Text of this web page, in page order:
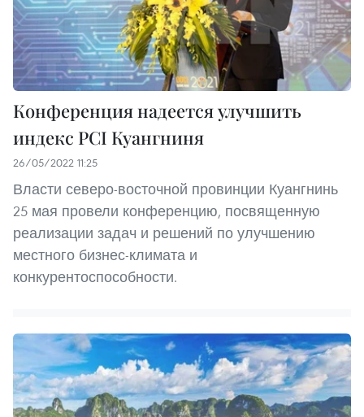
Конференция надеется улучшить
индекс PCI Куангниня
26/05/2022 11:25
Власти северо-восточной провинции Куангнинь
25 мая провели конференцию, посвященную
реализации задач и решений по улучшению
местного бизнес-климата и
конкурентоспособности.